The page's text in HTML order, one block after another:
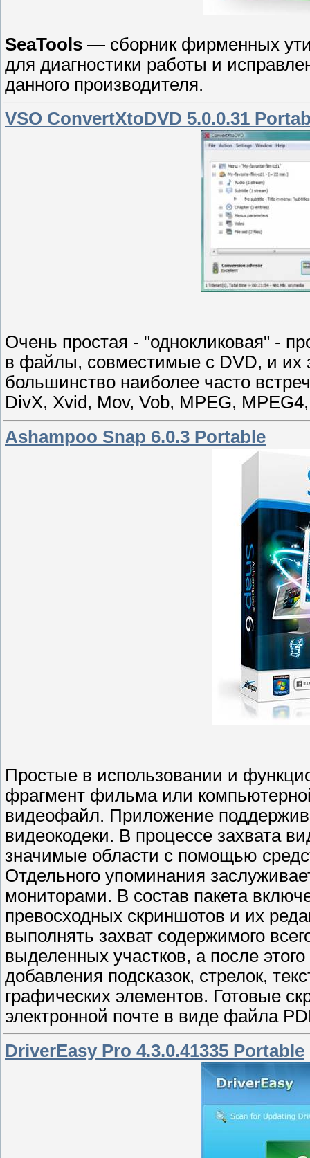
SeaTools — сборник фирменных
для диагностики работы и
данного производителя.
VSO ConvertXtoDVD 5.0.0.31
Очень простая - "однокликовая" -
в файлы, совместимые с DVD, и их
большинство наиболее часто
DivX, Xvid, Mov, Vob, MPEG,
Ashampoo Snap 6.0.3 Portable
Простые в использовании и
фрагмент фильма или
видеофайл. Приложение
видеокодеки. В процессе захвата
значимые области с помощью
Отдельного упоминания
мониторами. В состав пакета
превосходных скриншотов и их
выполнять захват содержимого
выделенных участков, а после
добавления подсказок, стрелок,
графических элементов. Готовые
электронной почте в виде файла
DriverEasy Pro 4.3.0.41335 Portable